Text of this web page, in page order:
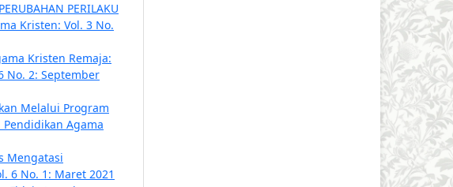
PERILAKU
Kristen: Vol. 3 No.
Kristen Remaja:
No. 2: September
Melalui Program
Pendidikan Agama
Mengatasi
6 No. 1: Maret 2021